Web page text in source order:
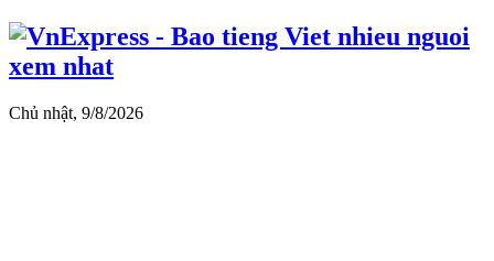
Chủ nhật, 9/8/2026